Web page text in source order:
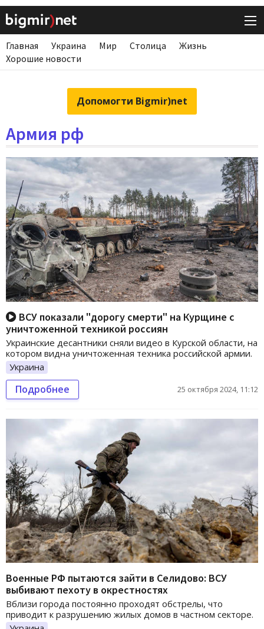
Главная Украина Мир Столица
Жизнь
Хорошие новости
Допомогти Bigmir)net
Армия рф
ВСУ показали "дорогу смерти" на Курщине с
уничтоженной техникой россиян
Украинские десантники сняли видео в Курской области, на
котором видна уничтоженная техника российской армии.
Украина
Подробнее 25 октября 2024, 11:12
Военные РФ пытаются зайти в Селидово: ВСУ
выбивают пехоту в окрестностях
Вблизи города постоянно проходят обстрелы, что
приводит к разрушению жилых домов в частном секторе.